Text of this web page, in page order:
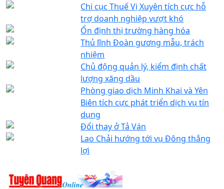
Chi cục Thuế Vị Xuyên tích cực hỗ
trợ doanh nghiệp vượt khó
Ổn định thị trường hàng hóa
Thủ lĩnh Đoàn gương mẫu, trách
nhiệm
Chủ động quản lý, kiểm định chất
lượng xăng dầu
Phòng giao dịch Minh Khai và Yên
Biên tích cực phát triển dịch vụ tín
dụng
Đổi thay ở Tả Ván
Lao Chải hướng tới vụ Đông thắng
lợi